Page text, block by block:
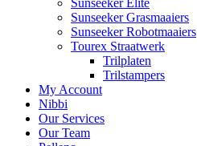
Sunseeker Grasmaaiers
Sunseeker Robotmaaiers
Tourex Straatwerk
Trilplaten
Trilstampers
My Account
Nibbi
Our Services
Our Team